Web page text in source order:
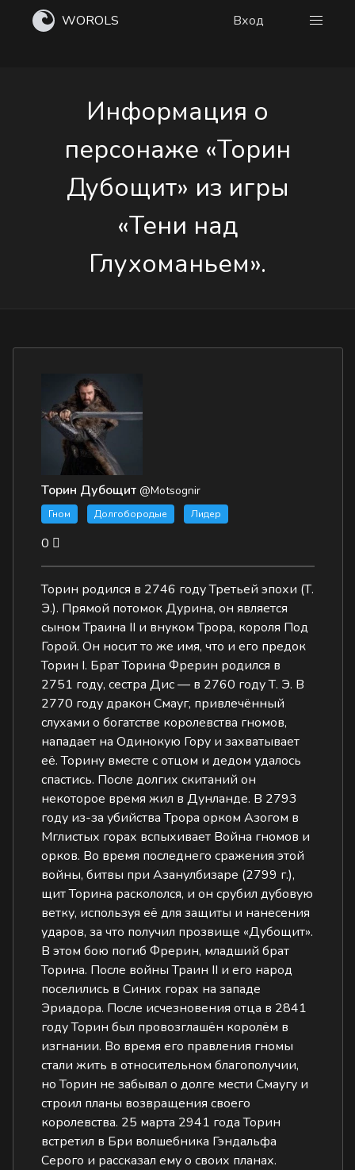
WOROLS Вход
Информация о
персонаже «Торин
Дубощит» из игры
«Тени над
Глухоманьем».
Торин Дубощит @Motsognir
Гном Долгобородые Лидер
0
Торин родился в 2746 году Третьей эпохи (Т.
Э.). Прямой потомок Дурина, он является
сыном Траина II и внуком Трора, короля Под
Горой. Он носит то же имя, что и его предок
Торин I. Брат Торина Фрерин родился в
2751 году, сестра Дис — в 2760 году Т. Э. В
2770 году дракон Смауг, привлечённый
слухами о богатстве королевства гномов,
нападает на Одинокую Гору и захватывает
её. Торину вместе с отцом и дедом удалось
спастись. После долгих скитаний он
некоторое время жил в Дунланде. В 2793
году из-за убийства Трора орком Азогом в
Мглистых горах вспыхивает Война гномов и
орков. Во время последнего сражения этой
войны, битвы при Азанулбизаре (2799 г.),
щит Торина раскололся, и он срубил дубовую
ветку, используя её для защиты и нанесения
ударов, за что получил прозвище «Дубощит».
В этом бою погиб Фрерин, младший брат
Торина. После войны Траин II и его народ
поселились в Синих горах на западе
Эриадора. После исчезновения отца в 2841
году Торин был провозглашён королём в
изгнании. Во время его правления гномы
стали жить в относительном благополучии,
но Торин не забывал о долге мести Смаугу и
строил планы возвращения своего
королевства. 25 марта 2941 года Торин
встретил в Бри волшебника Гэндальфа
Серого и рассказал ему о своих планах.